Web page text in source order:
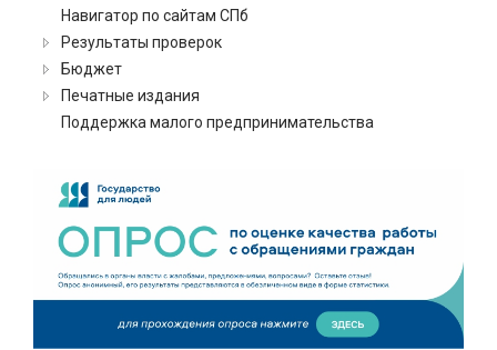
Навигатор по сайтам СПб
Результаты проверок
Бюджет
Печатные издания
Поддержка малого предпринимательства